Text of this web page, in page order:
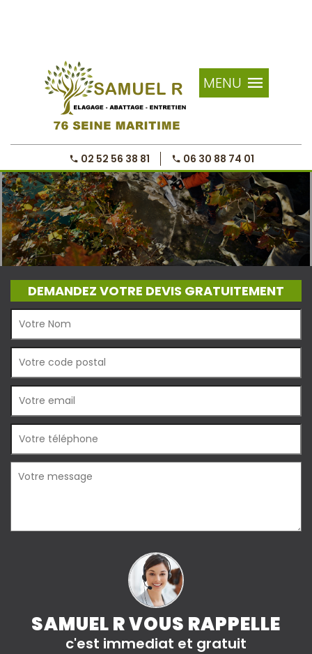
MENU
02 52 56 38 81 06 30 88 74 01
DEMANDEZ VOTRE DEVIS GRATUITEMENT
SAMUEL R VOUS RAPPELLE
c'est immediat et gratuit